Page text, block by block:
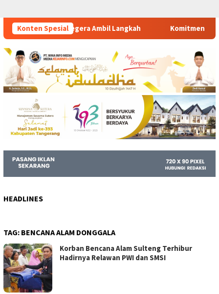
Konten Spesial
Langkah Komitmen Polsek Tigaraksa Tindak Tegas
HEADLINES
TAG: BENCANA ALAM DONGGALA
Korban Bencana Alam Sulteng Terhibur
Hadirnya Relawan PWI dan SMSI